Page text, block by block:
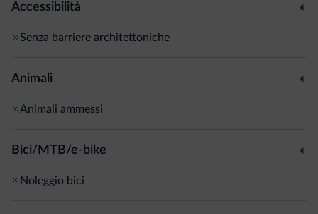
Accessibilità
Senza barriere architettoniche
Animali
Animali ammessi
Bici/MTB/e-bike
Noleggio bici